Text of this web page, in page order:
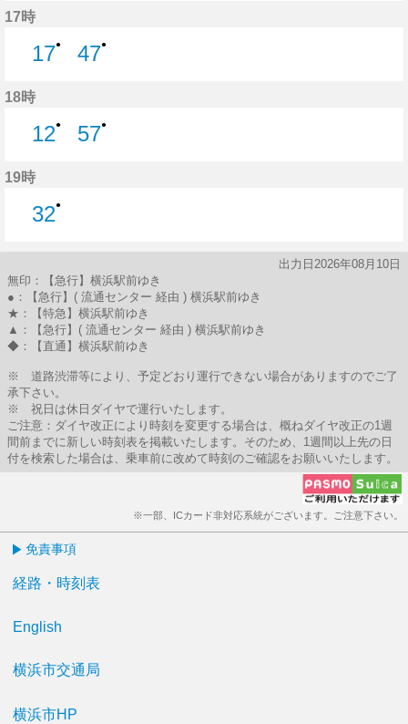
17時
17●
47●
18時
12●
57●
19時
32●
出力日2026年08月10日
無印：【急行】横浜駅前ゆき
●：【急行】( 流通センター 経由 ) 横浜駅前ゆき
★：【特急】横浜駅前ゆき
▲：【急行】( 流通センター 経由 ) 横浜駅前ゆき
◆：【直通】横浜駅前ゆき
※ 道路渋滞等により、予定どおり運行できない場合がありますのでご了
承下さい。
※ 祝日は休日ダイヤで運行いたします。
ご注意：ダイヤ改正により時刻を変更する場合は、概ねダイヤ改正の1週
間前までに新しい時刻表を掲載いたします。そのため、1週間以上先の日
付を検索した場合は、乗車前に改めて時刻のご確認をお願いいたします。
※一部、ICカード非対応系統がございます。ご注意下さい。
免責事項
経路・時刻表
English
横浜市交通局
横浜市HP